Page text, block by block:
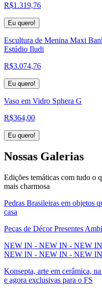
R$1.319,76
Eu quero!
Escultura de Menina Maxi
Estúdio Iludi
R$3.074,76
Eu quero!
Vaso em Vidro Sphera G
R$364,00
Eu quero!
Nossas Galerias
Edições temáticas com tudo o
mais charmosa
Pedras Brasileiras em objetos
casa
Peças de Décor Presentes
NEW IN - NEW IN - NEW
NEW IN - NEW IN - NEW
Konsepta, arte em cerâmica,
e agora exclusivas para o FS